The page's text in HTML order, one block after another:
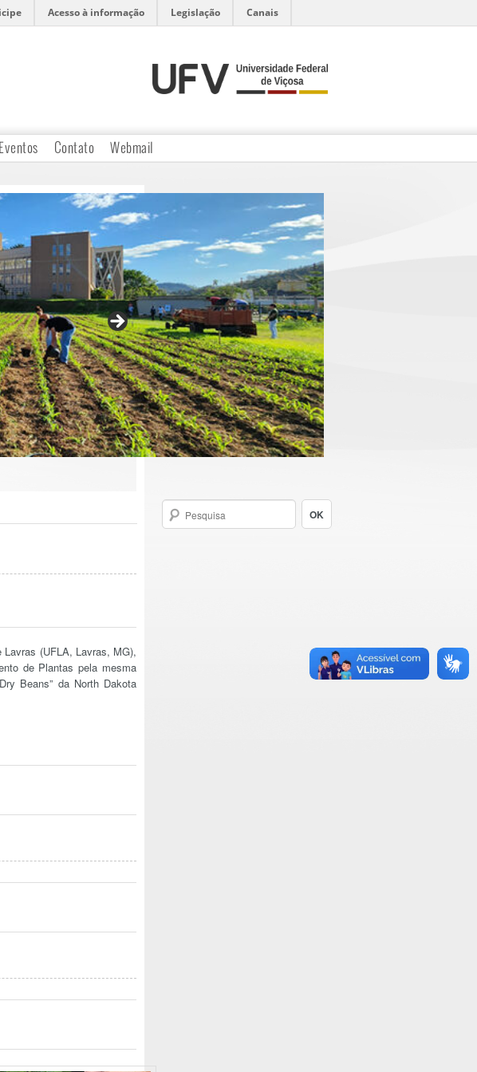
Acesso à informação Legislação Canais
Eventos Contato Webmail
Lavras (UFLA, Lavras, MG),
de Plantas pela mesma
Beans” da North Dakota